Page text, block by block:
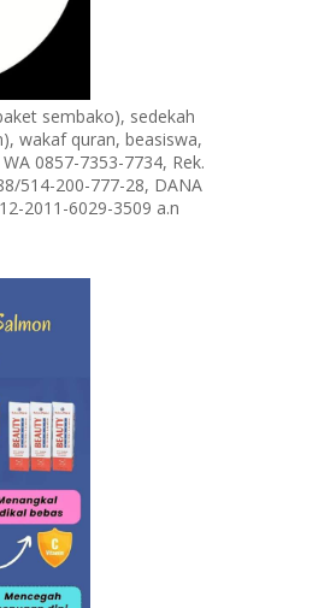
sembako), sedekah
wakaf quran, beasiswa,
0857-7353-7734, Rek.
514-200-777-28, DANA
2011-6029-3509 a.n